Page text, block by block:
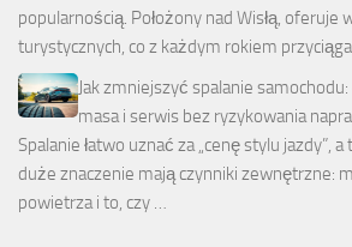
popularnością. Położony nad Wisłą, oferuje
turystycznych, co z każdym rokiem
Jak zmniejszyć spalanie
masa i serwis bez ryzykowania
Spalanie łatwo uznać za „cenę stylu jazdy”,
duże znaczenie mają czynniki zewnętrzne:
powietrza i to, czy …